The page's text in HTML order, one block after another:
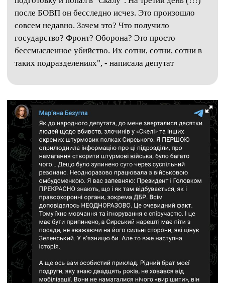
после БОВП он бесследно исчез. Это произошло
совсем недавно. Зачем это? Что получило
государство? Фронт? Оборона? Это просто
бессмысленное убийство. Их сотни, сотни, сотни в
таких подразделениях", - написала депутат